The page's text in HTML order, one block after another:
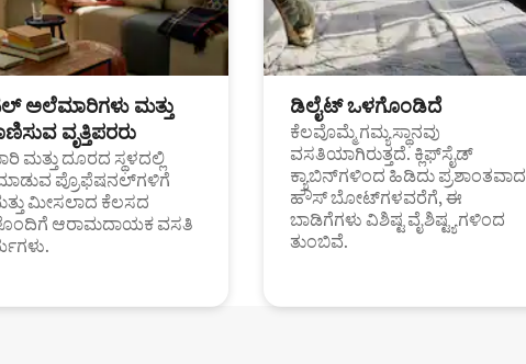
ಅಲೆಮಾರಿಗಳು ಮತ್ತು
ವೃತ್ತಿಪರರು
ಮತ್ತು ದೂರದ ಸ್ಥಳದಲ್ಲಿ
ಪ್ರೊಫೆಷನಲ್‌ಗಳಿಗೆ
ಮೀಸಲಾದ ಕೆಲಸದ
ಆರಾಮದಾಯಕ ವಸತಿ
ಡಿಲೈಟ್ ಒಳಗೊಂಡಿದೆ
ಕೆಲವೊಮ್ಮೆ ಗಮ್ಯಸ್ಥಾನವು
ವಸತಿಯಾಗಿರುತ್ತದೆ. ಕ್ಲಿಫ್‌ಸೈಡ್
ಕ್ಯಾಬಿನ್‌ಗಳಿಂದ ಹಿಡಿದು ಪ್ರಶಾಂತವಾದ
ಹೌಸ್ ಬೋಟ್‌ಗಳವರೆಗೆ, ಈ
ಬಾಡಿಗೆಗಳು ವಿಶಿಷ್ಟ ವೈಶಿಷ್ಟ್ಯಗಳಿಂದ
ತುಂಬಿವೆ.